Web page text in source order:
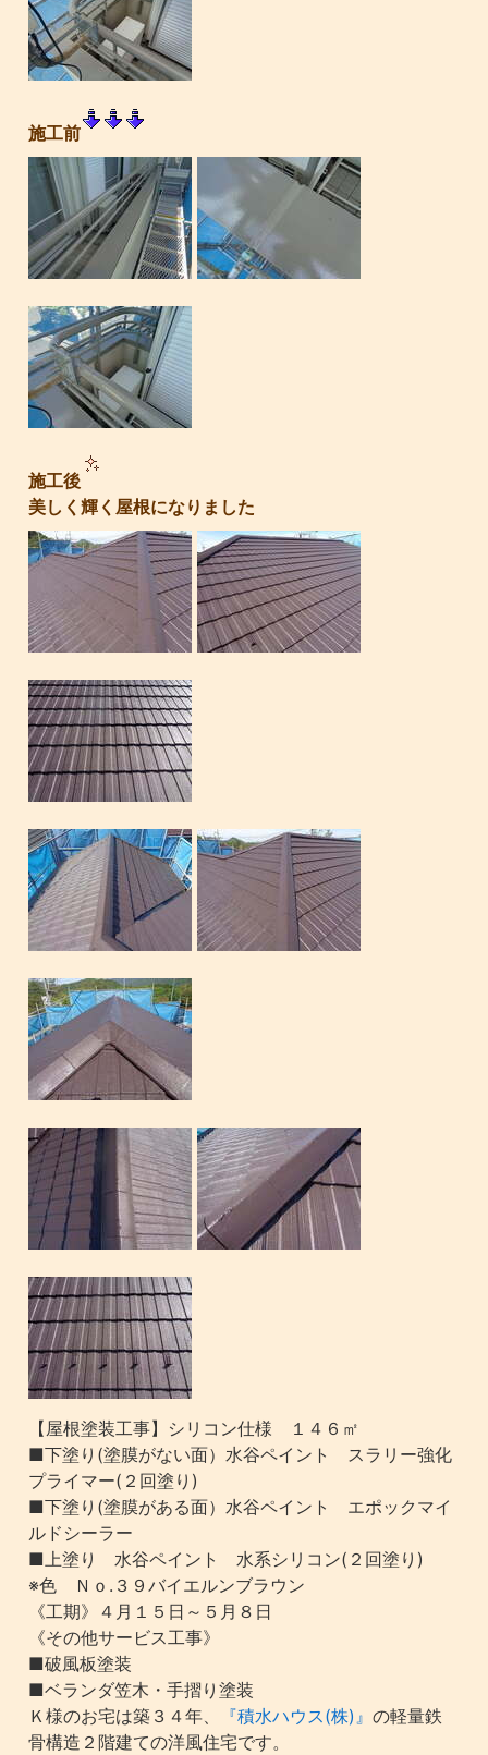
施工前
施工後
美しく輝く屋根になりました
【屋根塗装工事】シリコン仕様 １４６㎡
■下塗り(塗膜がない面）水谷ペイント スラリー強化
プライマー(２回塗り)
■下塗り(塗膜がある面）水谷ペイント エポックマイ
ルドシーラー
■上塗り 水谷ペイント 水系シリコン(２回塗り)
※色 Ｎｏ.３９バイエルンブラウン
《工期》４月１５日～５月８日
《その他サービス工事》
■破風板塗装
■ベランダ笠木・手摺り塗装
Ｋ様のお宅は築３４年、
『積水ハウス(株)』の軽量鉄
骨構造２階建ての洋風住宅です。